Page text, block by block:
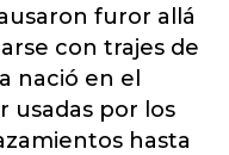
furor allá
con trajes de
nació en el
usadas por los
hasta